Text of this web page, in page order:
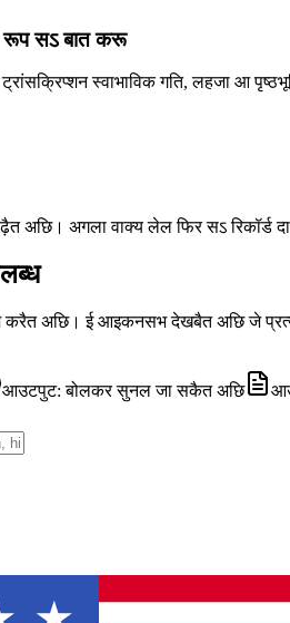
रूप सऽ बात करू
स्वाभाविक गति, लहजा आ
अछि। अगला वाक्य लेल फिर सऽ रिकॉर्ड
करैत अछि। ई आइकनसभ देखबैत अछि जे
आउटपुट: बोलकर सुनल जा सकैत अछि